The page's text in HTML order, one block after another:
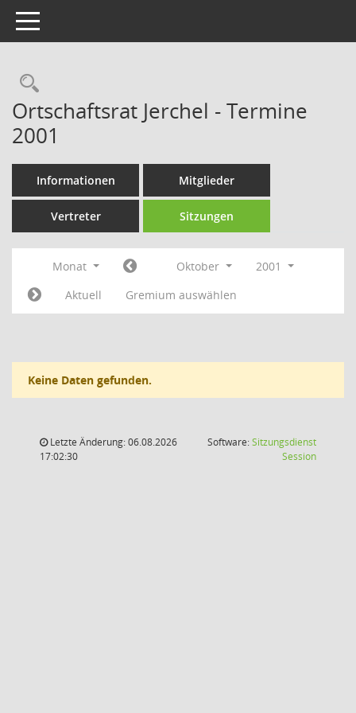
Toggle navigation
Rechercheauswahl
Ortschaftsrat Jerchel - Termine
2001
Informationen Mitglieder
Vertreter Sitzungen
Monat Oktober
2001
Aktuell
Gremium auswählen
Keine Daten gefunden.
Letzte Änderung: 06.08.2026
17:02:30
Software:Sitzungsdienst
Session(Wird in